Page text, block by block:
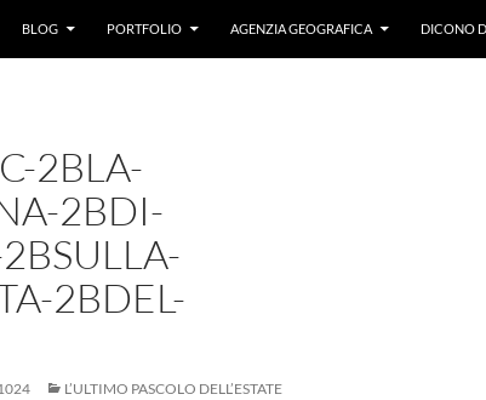
BLOG PORTFOLIO AGENZIA GEOGRAFICA DICONO
2BLA-
2BDI-
2BDEL-
L’ULTIMO PASCOLO DELL’ESTATE